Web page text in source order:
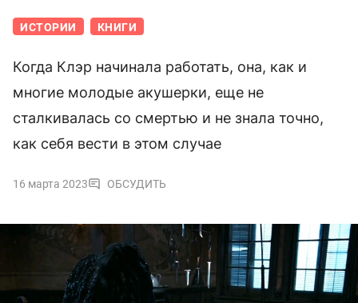
ИСТОРИИ КНИГИ
Когда Клэр начинала работать, она, как и
многие молодые акушерки, еще не
сталкивалась со смертью и не знала точно,
как себя вести в этом случае
16 марта 2023 ОБСУДИТЬ